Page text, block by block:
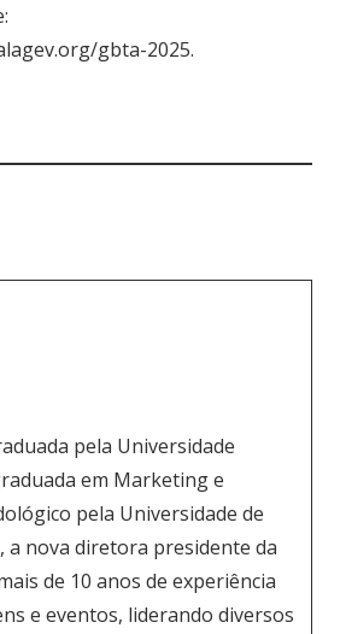
gbta-2025.
pela Universidade
em Marketing e
pela Universidade de
a nova diretora presidente da
de 10 anos de experiência
e eventos, liderando diversos